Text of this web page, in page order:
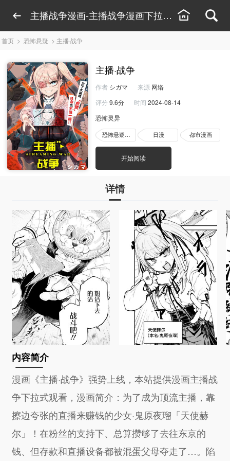
主播战争漫画-主播战争漫画下拉式观看-主播战
首页 > 恐怖悬疑 > 主播·战争
主播·战争
作者 シガマ 来源 网络
评分 9.6分 时间 2024-08-14
恐怖灵异
恐怖悬疑漫画 日漫 都市漫画
开始阅读
详情
内容简介
漫画《主播·战争》强势上线，本站提供漫画主播战
争下拉式观看，漫画简介：为了成为顶流主播，靠
擦边夸张的直播来赚钱的少女·鬼原夜瑠「天使赫
尔」！在粉丝的支持下、总算攒够了去往东京的
钱、但存款和直播设备都被混蛋父母夺走了…。陷